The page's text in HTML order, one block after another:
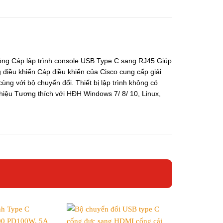
Cáp lập trình console USB Type C sang RJ45 Giúp
khiển Cáp điều khiển của Cisco cung cấp giải
với bộ chuyển đổi. Thiết bị lập trình không có
Tương thích với HĐH Windows 7/ 8/ 10, Linux,